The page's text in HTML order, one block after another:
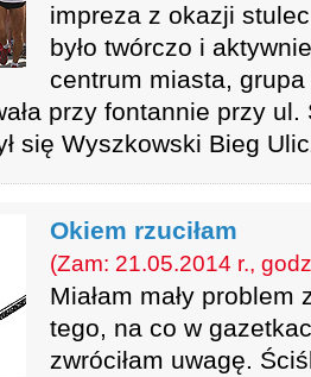
impreza z okazji
było twórczo i
centrum miasta,
przy fontannie przy ul.
się Wyszkowski Bieg
Okiem rzuciłam
(Zam: 21.05.2014 r.,
Miałam mały
tego, na co w
zwróciłam uwagę.